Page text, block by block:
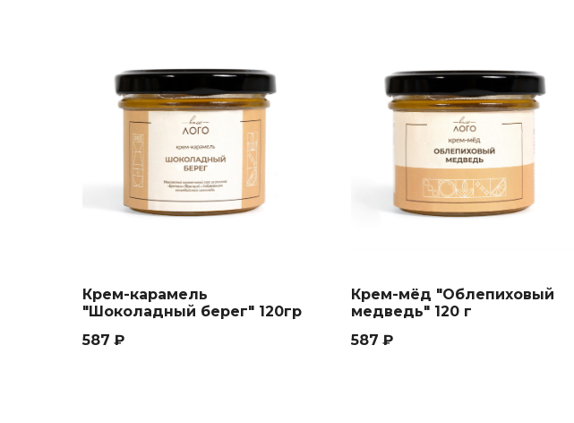
Крем-карамель
"Шоколадный берег" 120гр
587 ₽
Крем-мёд "Облепиховый
медведь" 120 г
587 ₽